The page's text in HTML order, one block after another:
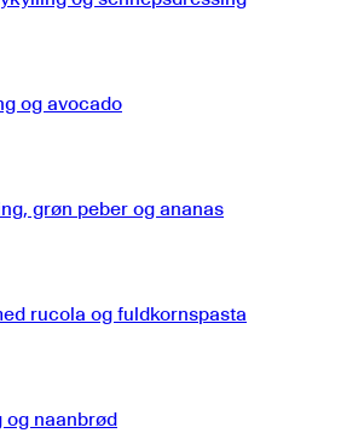
og avocado
grøn peber og ananas
rucola og fuldkornspasta
og naanbrød